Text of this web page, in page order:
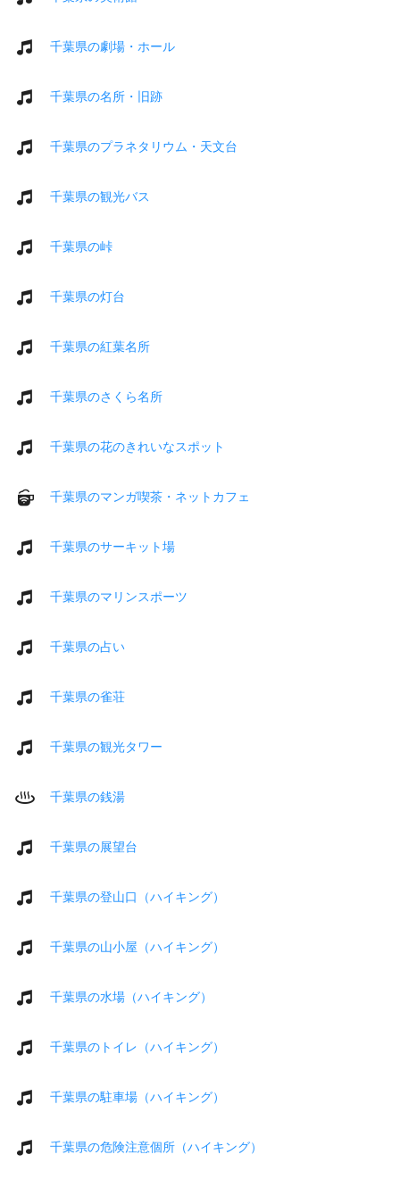
千葉県の劇場・ホール
千葉県の名所・旧跡
千葉県のプラネタリウム・天文台
千葉県の観光バス
千葉県の峠
千葉県の灯台
千葉県の紅葉名所
千葉県のさくら名所
千葉県の花のきれいなスポット
千葉県のマンガ喫茶・ネットカフェ
千葉県のサーキット場
千葉県のマリンスポーツ
千葉県の占い
千葉県の雀荘
千葉県の観光タワー
千葉県の銭湯
千葉県の展望台
千葉県の登山口（ハイキング）
千葉県の山小屋（ハイキング）
千葉県の水場（ハイキング）
千葉県のトイレ（ハイキング）
千葉県の駐車場（ハイキング）
千葉県の危険注意個所（ハイキング）